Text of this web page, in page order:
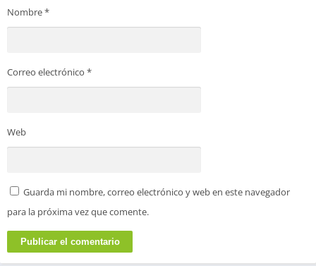
Nombre*
Correo electrónico *
Web
Guarda mi nombre, correo electrónico y web en este navegador
para la próxima vez que comente.